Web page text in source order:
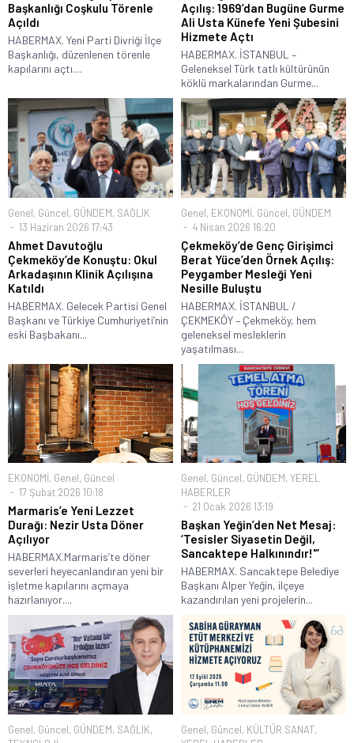
Başkanlığı Coşkulu Törenle
Açıldı
HABERMAX. Yeni Parti Divriği İlçe
Başkanlığı, düzenlenen törenle
kapılarını açtı....
Açılış: 1969’dan Bugüne Gurme
Ali Usta Künefe Yeni Şubesini
Hizmete Açtı
HABERMAX. İSTANBUL –
Geleneksel Türk tatlı kültürünün
köklü markalarından Gurme...
Genel, Güncel, GÜNDEM, SAĞLIK
13 Haziran 2026 17:43
Ahmet Davutoğlu
Çekmeköy’de Konuştu: Okul
Arkadaşının Klinik Açılışına
Katıldı
HABERMAX. Gelecek Partisi Genel
Başkanı ve Türkiye Cumhuriyeti’nin
eski Başbakanı...
Genel, EKONOMİ, Güncel, GÜNDEM
4 Nisan 2026 16:20
Çekmeköy’de Genç Girişimci
Berat Yüce’den Örnek Açılış:
Peygamber Mesleği Yeni
Nesille Buluştu
HABERMAX. İSTANBUL /
ÇEKMEKÖY – Çekmeköy, hem
geleneksel mesleklerin
yaşatılması...
EKONOMİ, Genel, Güncel
17 Şubat 2026 10:18
Marmaris’e Yeni Lezzet
Durağı: Nezir Usta Döner
Açılıyor
HABERMAX.Marmaris’te döner
severleri heyecanlandıran yeni bir
işletme kapılarını açmaya
hazırlanıyor....
Genel, Güncel, GÜNDEM, YEREL
HABERLER
21 Ocak 2026 13:19
Başkan Yeğin’den Net Mesaj:
‘Tesisler Siyasetin Değil,
Sancaktepe Halkınındır!'”
HABERMAX. Sancaktepe Belediye
Başkanı Alper Yeğin, ilçeye
kazandırılan yeni projelerin...
Genel, Güncel, GÜNDEM, SAĞLIK,
Genel, Güncel, KÜLTÜR SANAT,